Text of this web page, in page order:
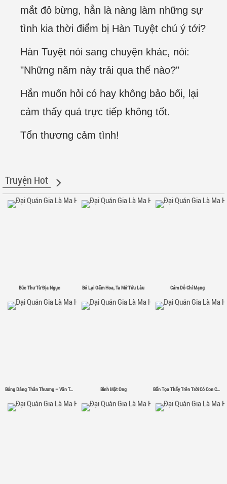
mắt đỏ bừng, hẳn là nàng làm những sự
tình kia thời điểm bị Hàn Tuyệt chú ý tới?
Hàn Tuyệt nói sang chuyện khác, nói:
"Những năm này trải qua thế nào?"
Hắn muốn hỏi có hay không bảo bối, lại
cảm thấy quá trực tiếp không tốt.
Tổn thương cảm tình!
Truyện Hot
Bức Thư Từ Địa Ngục Bỏ Lại Gấm Hoa, Ta Mở Tửu Lâu Cám Dỗ Chí Mạng
Bóng Dáng Thân Thương – Vân Tân Bình Mật Ong Bổn Tọa Thấy Trên Trời Có Con Chim Sắt Σ( ゜- ゜)